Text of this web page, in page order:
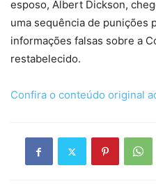
esposo, Albert Dickson,
uma sequência de punições
informações falsas sobre a
restabelecido.
Confira o conteúdo original